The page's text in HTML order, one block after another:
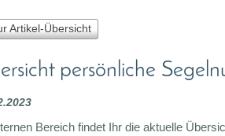
Artikel-Übersicht
persönliche
Bereich findet Ihr die aktuelle